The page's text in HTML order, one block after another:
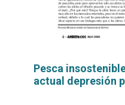
Pesca
actual depresión